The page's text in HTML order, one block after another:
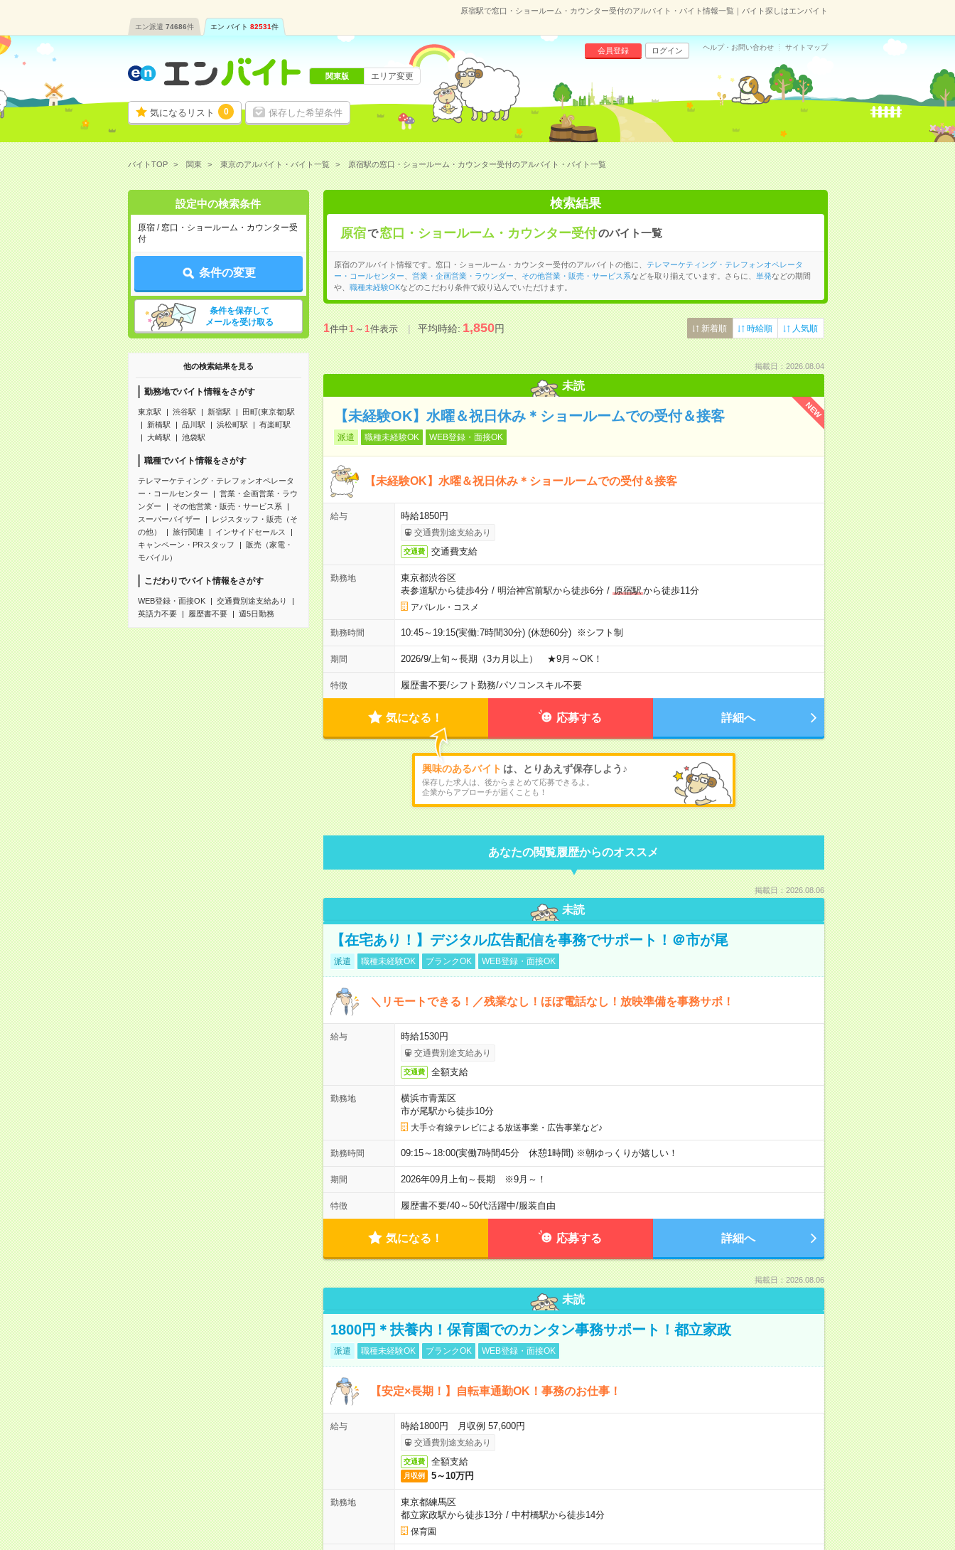
原宿駅で窓口・ショールーム・カウンター受付のアルバイト・バイト情報一覧｜バイト探しはエンバイト
エン派遣 74686件 エン バイト 82531件
気になるリスト 0 保存した希望条件
会員登録 ログイン ヘルプ・お問い合わせ サイトマップ
関東版 エリア変更
バイトTOP 関東 東京のアルバイト・バイト一覧 原宿駅の窓口・ショールーム・カウンター受付のアルバイト・バイト一覧
設定中の検索条件
原宿 / 窓口・ショールーム・カウンター受
付
条件の変更
条件を保存して
メールを受け取る
他の検索結果を見る
勤務地でバイト情報をさがす
東京駅 渋谷駅 新宿駅
田町(東京都)駅
新橋駅
品川駅 浜松町駅
有楽町駅
大崎駅
池袋駅
職種でバイト情報をさがす
テレマーケティング・テレフォンオペレータ
ー・コールセンター
営業・企画営業・ラウ
ンダー
その他営業・販売・サービス系
スーパーバイザー
レジスタッフ・販売（そ
の他）
旅行関連
インサイドセールス
キャンペーン・PRスタッフ
販売（家電・
モバイル）
こだわりでバイト情報をさがす
WEB登録・面接OK
交通費別途支給あり
英語力不要
履歴書不要 週5日勤務
検索結果
原宿で 窓口・ショールーム・カウンター受付のバイト一覧
原宿のアルバイト情報です。窓口・ショールーム・カウンター受付のアルバイトの他に、 テレマーケティング・テレフォンオペレータ
ー・コールセンター
営業・企画営業・ラウンダー その他営業・販売・サービス系などを取り揃えています。さらに、 単発などの期間
や、 職種未経験OKなどのこだわり条件で絞り込んでいただけます。
1件中1～1件表示 平均時給:1,850円 新着順 時給順 人気順
掲載日：2026.08.04
未読
NEW
【未経験OK】水曜＆祝日休み＊ショールームでの受付＆接客
派遣 職種未経験OK WEB登録・面接OK
【未経験OK】水曜＆祝日休み＊ショールームでの受付＆接客
給与 時給1850円
交通費別途支給あり
交通費 交通費支給
勤務地
東京都渋谷区
表参道駅から徒歩4分/ 明治神宮前駅から徒歩6分/ 原宿駅から徒歩11分
アパレル・コスメ
勤務時間 10:45～19:15(実働:7時間30分) (休憩60分) ※シフト制
期間 2026/9/上旬～長期（3カ月以上） ★9月～OK！
特徴 履歴書不要/シフト勤務/パソコンスキル不要
気になる！ 応募する 詳細へ
興味のあるバイト は、とりあえず保存しよう♪
保存した求人は、後からまとめて応募できるよ。
企業からアプローチが届くことも！
あなたの閲覧履歴からのオススメ
掲載日：2026.08.06
未読
【在宅あり！】デジタル広告配信を事務でサポート！＠市が尾
派遣 職種未経験OK ブランクOK WEB登録・面接OK
＼リモートできる！／残業なし！ほぼ電話なし！放映準備を事務サポ！
給与 時給1530円
交通費別途支給あり
交通費 全額支給
勤務地
横浜市青葉区
市が尾駅から徒歩10分
大手☆有線テレビによる放送事業・広告事業など♪
勤務時間 09:15～18:00(実働7時間45分 休憩1時間) ※朝ゆっくりが嬉しい！
期間 2026年09月上旬～長期 ※9月～！
特徴 履歴書不要/40～50代活躍中/服装自由
気になる！ 応募する 詳細へ
掲載日：2026.08.06
未読
1800円＊扶養内！保育園でのカンタン事務サポート！都立家政
派遣 職種未経験OK ブランクOK WEB登録・面接OK
【安定×長期！】自転車通勤OK！事務のお仕事！
給与 時給1800円 月収例 57,600円
交通費別途支給あり
交通費 全額支給
月収例 5～10万円
勤務地
東京都練馬区
都立家政駅から徒歩13分/ 中村橋駅から徒歩14分
保育園